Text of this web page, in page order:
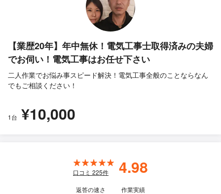
【業歴20年】年中無休！電気工事士取得済みの夫婦
でお伺い！電気工事はお任せ下さい
二人作業でお悩み事スピード解決！電気工事全般のことならなん
でもご相談ください！
1台 ¥10,000
口コミ 225件 4.98
返答の速さ 作業実績